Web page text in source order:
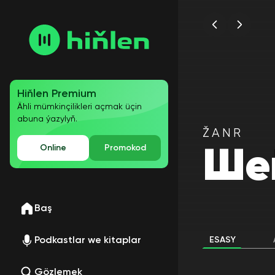
Hiňlen Premium
Ähli mümkinçilikleri açmak üçin
abuna ýazylyň.
Online Promokod
Baş
Podkastlar we kitaplar
Gözlemek
ŽANR
ESASY